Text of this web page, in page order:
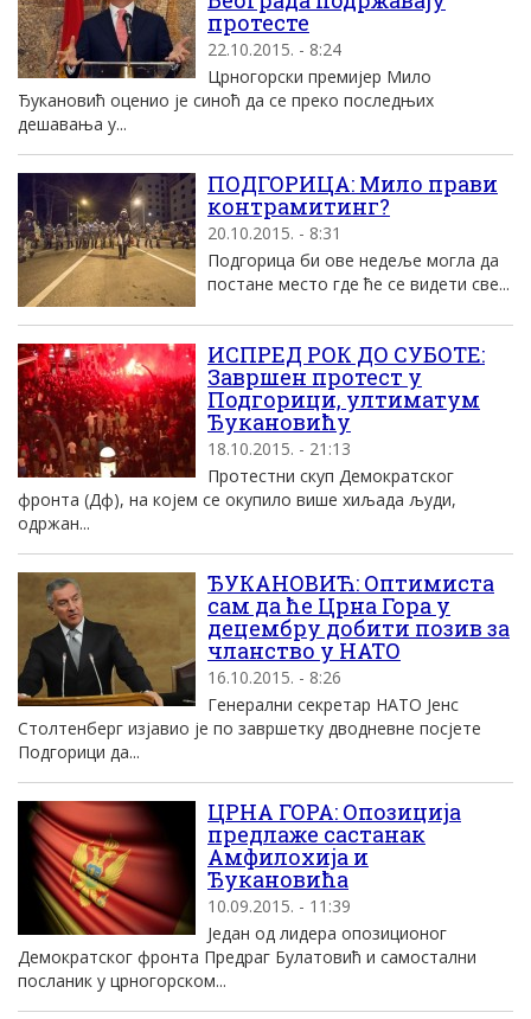
протесте
22.10.2015. - 8:24
Црногорски премијер Мило
Ђукановић оценио је синоћ да се преко последњих
дешавања у...
ПОДГОРИЦА: Мило прави
контрамитинг?
20.10.2015. - 8:31
Подгорица би ове недеље могла да
постане место где ће се видети све...
ИСПРЕД РОК ДО СУБОТЕ:
Завршен протест у
Подгорици, ултиматум
Ђукановићу
18.10.2015. - 21:13
Протестни скуп Демократског
фронта (Дф), на коjем се окупило више хиљада људи,
одржан...
ЂУКАНОВИЋ: Оптимиста
сам да ће Црна Гора у
децембру добити позив за
чланство у НАТО
16.10.2015. - 8:26
Генерални секретар НАТО Јенс
Столтенберг изјавио је по завршетку дводневне посјете
Подгорици да...
ЦРНА ГОРА: Опозиција
предлаже састанак
Амфилохија и
Ђукановића
10.09.2015. - 11:39
Један од лидера опозиционог
Демократског фронта Предраг Булатовић и самостални
посланик у црногорском...